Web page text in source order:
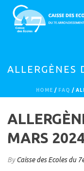
ALLERGÈNES
HOME / FAQ /
MARS
ByCaisse des Ecoles du